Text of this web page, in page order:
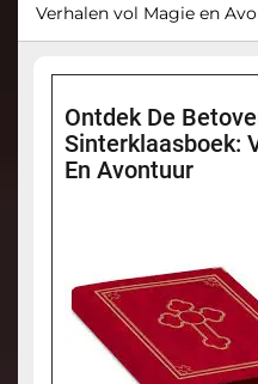
Verhalen vol Magie en
Ontdek De
Sinterklaasboek:
En Avontuur